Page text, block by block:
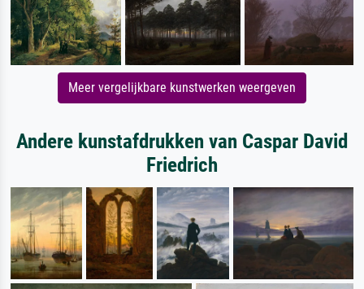
Meer vergelijkbare kunstwerken weergeven
Andere kunstafdrukken van Caspar David
Friedrich